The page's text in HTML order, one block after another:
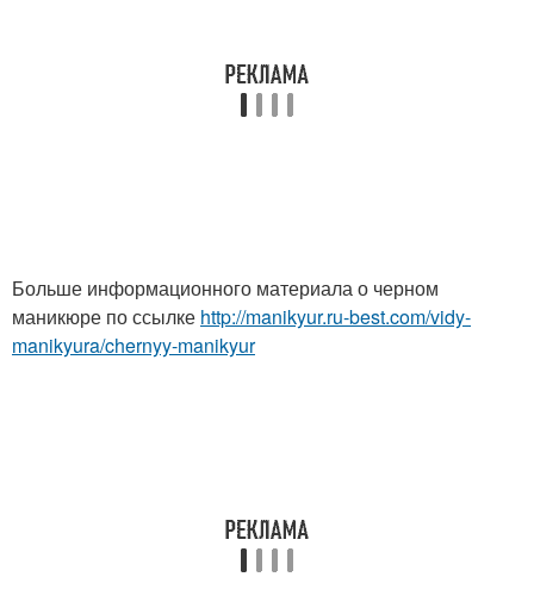
Больше информационного материала о черном
маникюре по ссылке http://manikyur.ru-best.com/vidy-
manikyura/chernyy-manikyur